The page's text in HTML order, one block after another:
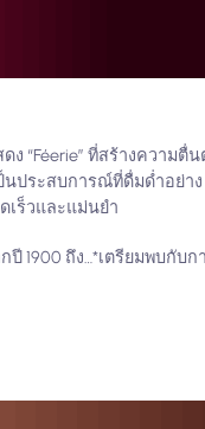
“Féerie” ที่สร้างความตื่น
นประสบการณ์ที่ดื่มด่ำอย่าง
เร็วและแม่นยำ
ปี 1900 ถึง…*เตรียมพบกับก